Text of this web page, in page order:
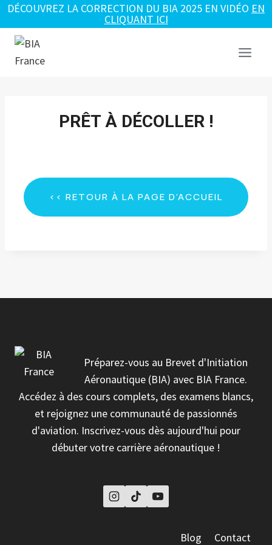
DÉCOUVREZ LA CORRECTION DU BIA 2025 EN VIDÉO EN
CLIQUANT ICI
Aller
PRÊT À DÉCOLLER !
<< RETOUR À LA PAGE D’ACCUEIL
Préparez-vous au Brevet d'Initiation
Aéronautique (BIA) avec BIA France.
Accédez à des cours complets, des examens blancs,
et rejoignez une communauté de passionnés
d'aviation. Inscrivez-vous dès aujourd'hui pour
débuter votre carrière aéronautique !
Blog Contact